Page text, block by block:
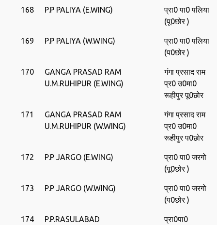
168 P.P PALIYA (E.WING)
प्रा0 पा0 पलिया
(पू0छोर )
169 P.P PALIYA (W.WING)
प्रा0 पा0 पलिया
(प0छोर )
170
GANGA PRASAD RAM
U.M.RUHIPUR (E.WING)
गंगा प्रसाद राम
प्र0 उ0मा0
रूहीपुर पू0छोर
171
GANGA PRASAD RAM
U.M.RUHIPUR (W.WING)
गंगा प्रसाद राम
प्र0 उ0मा0
रूहीपुर प0छोर
172 P.P JARGO (E.WING)
प्रा0 पा0 जरगो
(पू0छोर )
173 P.P JARGO (W.WING)
प्रा0 पा0 जरगो
(प0छोर )
174 P.P.RASULABAD
प्रा0पा0